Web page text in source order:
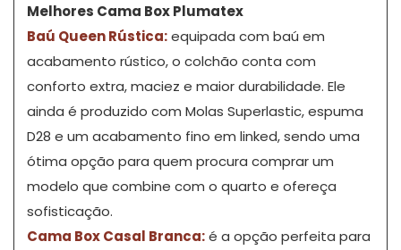
Melhores Cama Box Plumatex
Baú Queen Rústica:equipada com baú em
acabamento rústico, o colchão conta com
conforto extra, maciez e maior durabilidade. Ele
ainda é produzido com Molas Superlastic, espuma
D28 e um acabamento fino em linked, sendo uma
ótima opção para quem procura comprar um
modelo que combine com o quarto e ofereça
sofisticação.
Cama Box Casal Branca:é a opção perfeita para